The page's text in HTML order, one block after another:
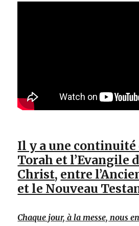
Il y a une continuité
Torah et l’Evangile
Christ, entre
et le Nouveau
Chaque jour, à la messe, nous